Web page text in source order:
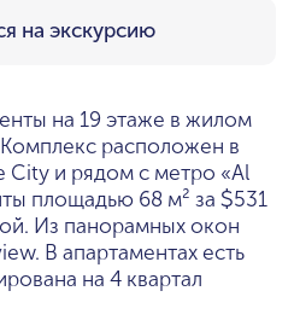
на экскурсию
расположен в
City и рядом с метро «Al
площадью 68 м² за $531
Из панорамных окон
В апартаментах есть
на 4 квартал